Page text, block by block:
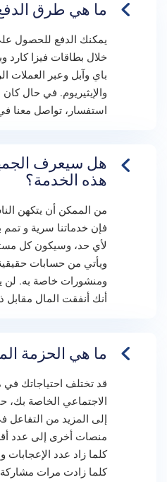
ما هي طرق
يمكنك الدفع للحصول
خلال بطاقات فيزا كارد
باي وآبل وعبر العملات
والإيثيريوم. في حال
استفسار، تواصل معنا
هل سيعرف
هذه الخدمة؟
من الممكن أن يتكهن
فإن خدماتنا سرية و
لأي حد، وسيكون كل
ويأتي من حسابات
ومنشورات خاصة به. لن
أنك أنفقت المال مقابل
ما هي الحزمة
قد تختلف احتياجاتك
الاجتماعي الخاصة
إلى المزيد من
منصات أخرى إلى عدد
كلما زاد عدد الإعجابات
كلما زادت مرات